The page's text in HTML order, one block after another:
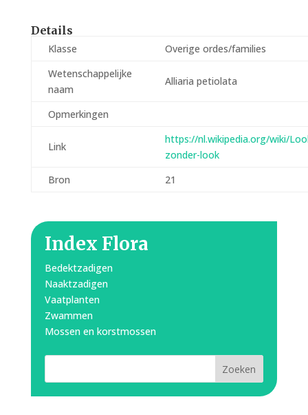
Details
Klasse
Overige ordes/families
Wetenschappelijke
naam
Alliaria petiolata
Opmerkingen
Link
https://nl.wikipedia.org/wiki/
zonder-look
Bron
21
Index Flora
Bedektzadigen
Naaktzadigen
Vaatplanten
Zwammen
Mossen en korstmossen